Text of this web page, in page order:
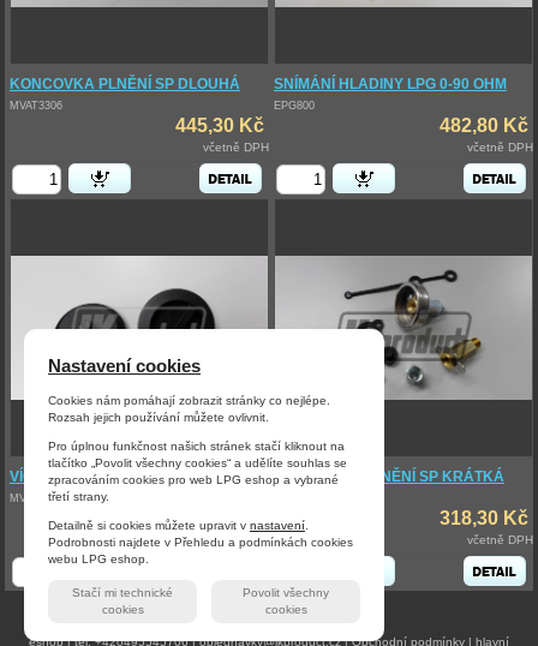
Nastavení cookies
Cookies nám pomáhají zobrazit stránky co nejlépe.
Rozsah jejich používání můžete ovlivnit.
Pro úplnou funkčnost našich stránek stačí kliknout na
tlačítko „Povolit všechny cookies“ a udělíte souhlas se
zpracováním cookies pro web LPG eshop a vybrané
třetí strany.
Detailně si cookies můžete upravit v nastavení.
Podrobnosti najdete v Přehledu a podmínkách cookies
webu LPG eshop.
Stačí mi technické
cookies
Povolit všechny
cookies
KONCOVKA PLNĚNÍ SP DLOUHÁ
MVAT3306
445,30 Kč
včetně DPH
SNÍMÁNÍ HLADINY LPG 0-90 OHM
EPG800
482,80 Kč
včetně DPH
VÍČKO PLNÍCÍ KONCOVKY M10
MVAT3604
43,60 Kč
včetně DPH
KONCOVKA PLNĚNÍ SP KRÁTKÁ
318,30 Kč
včetně DPH
eshop|tel: +420495545706|objednavky@jkproduct.cz|Obchodní podmínky | hlavní